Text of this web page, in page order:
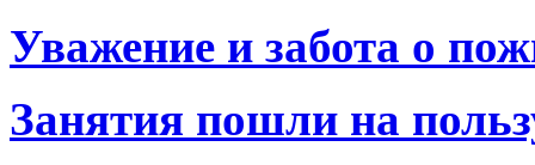
Уважение и забота о
Занятия пошли на